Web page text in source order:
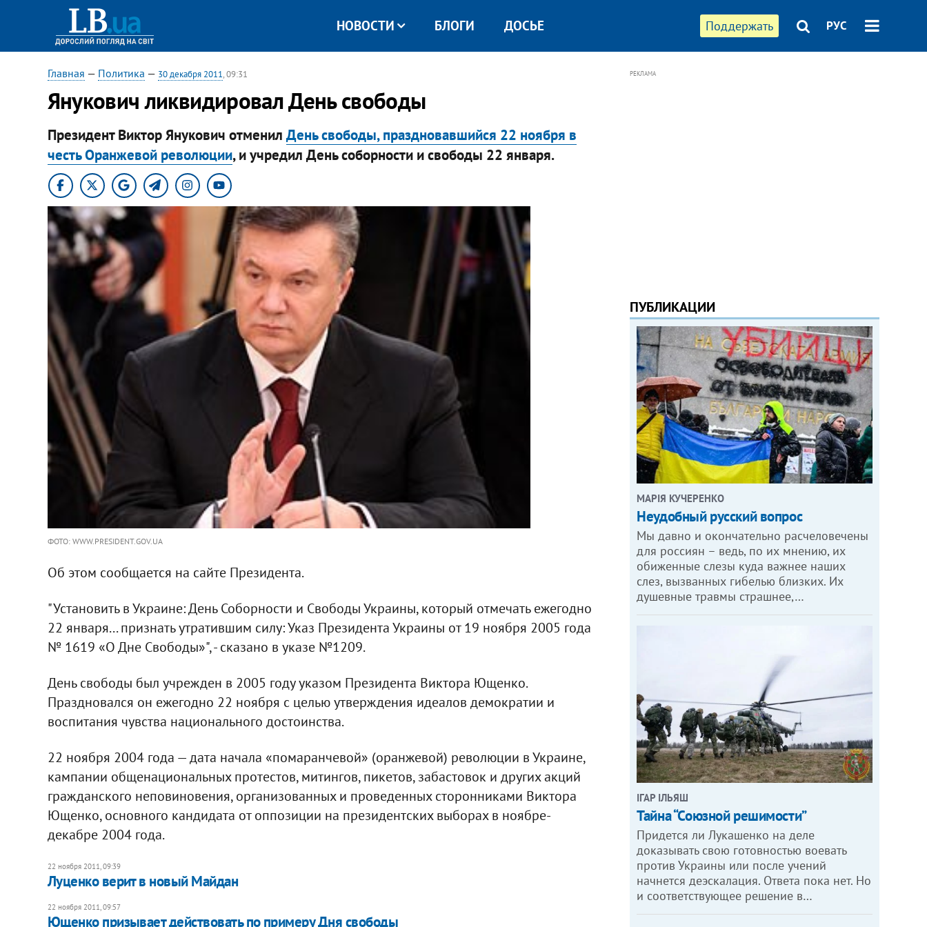
Поддержать РУС
НОВОСТИ БЛОГИ ДОСЬЕ
Главная — Политика — 30 декабря 2011, 09:31
Янукович ликвидировал День свободы
Президент Виктор Янукович отменил День свободы, праздновавшийся 22 ноября в
честь Оранжевой революции, и учредил День соборности и свободы 22 января.
ФОТО: WWW.PRESIDENT.GOV.UA
Об этом сообщается на сайте Президента.
"Установить в Украине: День Соборности и Свободы Украины, который отмечать ежегодно
22 января... признать утратившим силу: Указ Президента Украины от 19 ноября 2005 года
№ 1619 «О Дне Свободы»", - сказано в указе №1209.
День свободы был учрежден в 2005 году указом Президента Виктора Ющенко.
Праздновался он ежегодно 22 ноября с целью утверждения идеалов демократии и
воспитания чувства национального достоинства.
22 ноября 2004 года — дата начала «помаранчевой» (оранжевой) революции в Украине,
кампании общенациональных протестов, митингов, пикетов, забастовок и других акций
гражданского неповиновения, организованных и проведенных сторонниками Виктора
Ющенко, основного кандидата от оппозиции на президентских выборах в ноябре-
декабре 2004 года.
22 ноября 2011, 09:39
Луценко верит в новый Майдан
22 ноября 2011, 09:57
Ющенко призывает действовать по примеру Дня свободы
РЕКЛАМА
ПУБЛИКАЦИИ
МАРІЯ КУЧЕРЕНКО
​Неудобный русский вопрос
Мы давно и окончательно расчеловечены
для россиян – ведь, по их мнению, их
обиженные слезы куда важнее наших
слез, вызванных гибелью близких. Их
душевные травмы страшнее,…
ІГАР ІЛЬЯШ
Тайна “Союзной решимости”
Придется ли Лукашенко на деле
доказывать свою готовностью воевать
против Украины или после учений
начнется деэскалация. Ответа пока нет. Но
и соответствующее решение в…